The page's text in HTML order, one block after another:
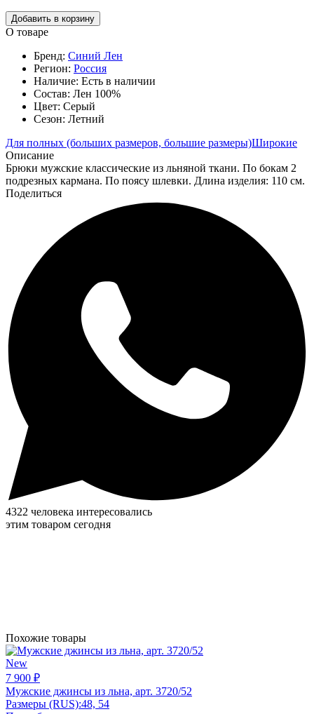
Добавить в корзину
О товаре
Бренд: Синий Лен
Регион: Россия
Наличие: Есть в наличии
Состав: Лен 100%
Цвет: Серый
Сезон: Летний
Для полных (больших размеров, большие размеры)Широкие
Описание
Брюки мужские классические из льняной ткани. По бокам 2
подрезных кармана. По поясу шлевки. Длина изделия: 110 см.
Поделиться
4322 человека интересовались
этим товаром сегодня
Похожие товары
New
7 900 ₽
Мужские джинсы из льна, арт. 3720/52
Размеры (RUS):48, 54